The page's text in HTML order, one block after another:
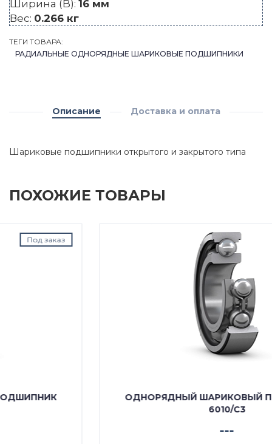
Ширина (B): 16 мм
Вес: 0.266 кг
ТЕГИ ТОВАРА:
РАДИАЛЬНЫЕ ОДНОРЯДНЫЕ ШАРИКОВЫЕ ПОДШИПНИКИ
Описание Доставка и оплата
Шариковые подшипники открытого и закрытого типа
ПОХОЖИЕ ТОВАРЫ
Под заказ
ОДНОРЯДНЫЙ ШАРИКОВЫЙ ПОДШИПНИК